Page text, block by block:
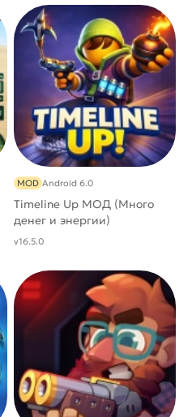
Timeline Up МОД (Много
денег и энергии)
MOD Android 6.0
v16.5.0